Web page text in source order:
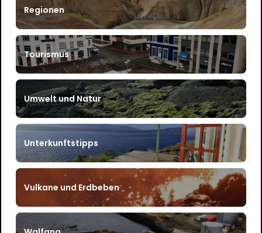
Regionen
Tourismus
Umwelt und Natur
Unterkunftstipps
Vulkane und Erdbeben